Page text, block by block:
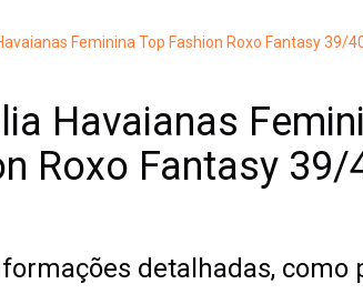
Feminina Top Fashion Roxo Fantasy 39/
Havaianas
Roxo Fantasy 39/
detalhadas, como